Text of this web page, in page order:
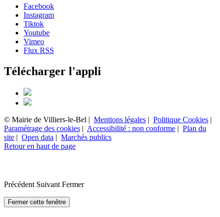
Facebook
Instagram
Tiktok
Youtube
Vimeo
Flux RSS
Télécharger l'appli
© Mairie de Villiers-le-Bel | Mentions légales | Politique Cookies |
Paramétrage des cookies | Accessibilité : non conforme | Plan du
site | Open data | Marchés publics
Retour en haut de page
Précédent Suivant Fermer
Fermer cette fenêtre